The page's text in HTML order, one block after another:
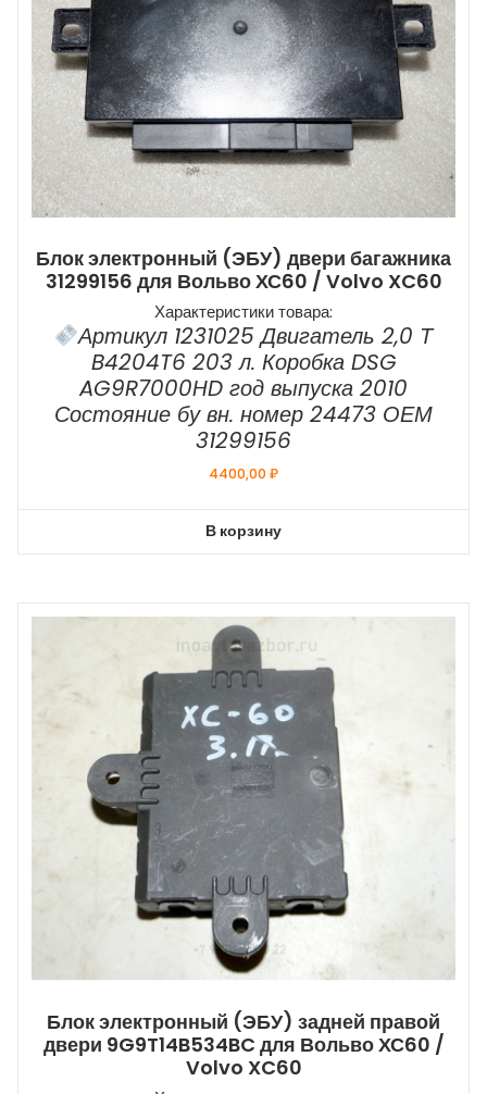
Блок электронный (ЭБУ) двери багажника
31299156 для Вольво ХС60 / Volvo XC60
Характеристики товара:
Артикул 1231025 Двигатель 2,0 Т
B4204T6 203 л. Коробка DSG
AG9R7000HD год выпуска 2010
Состояние бу вн. номер 24473 ОЕМ
31299156
4400,00₽
В корзину
Блок электронный (ЭБУ) задней правой
двери 9G9T14B534BC для Вольво ХС60 /
Volvo XC60